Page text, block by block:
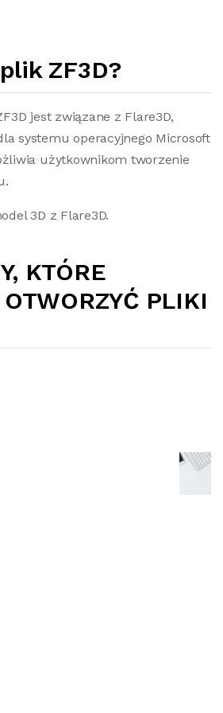
ZF3D?
jest związane z Flare3D,
systemu operacyjnego Microsoft
użytkownikom tworzenie
3D z Flare3D.
KTÓRE
PLIKI